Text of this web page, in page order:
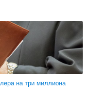
на три миллиона